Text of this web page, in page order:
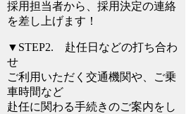
採用担当者から、採用決定の連絡
を差し上げます！
▼STEP2. 赴任日などの打ち合わ
せ
ご利用いただく交通機関や、ご乗
車時間など
赴任に関わる手続きのご案内をし